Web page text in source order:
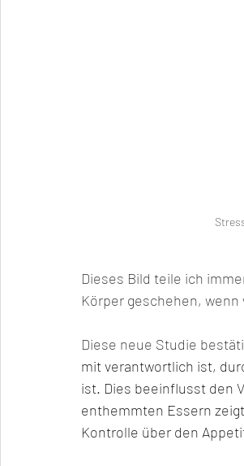
Dieses Bild teile ich
Körper geschehen,
Diese neue Studie
mit verantwortlich ist,
ist. Dies beeinflusst den
enthemmten Essern
Kontrolle über den